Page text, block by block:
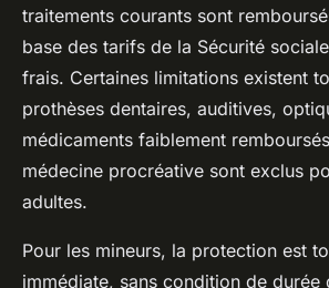
traitements courants sont
base des tarifs de la Sécurité
frais. Certaines limitations existent
prothèses dentaires, auditives,
médicaments faiblement
médecine procréative sont exclus
adultes.
Pour les mineurs, la protection est
immédiate, sans condition de durée